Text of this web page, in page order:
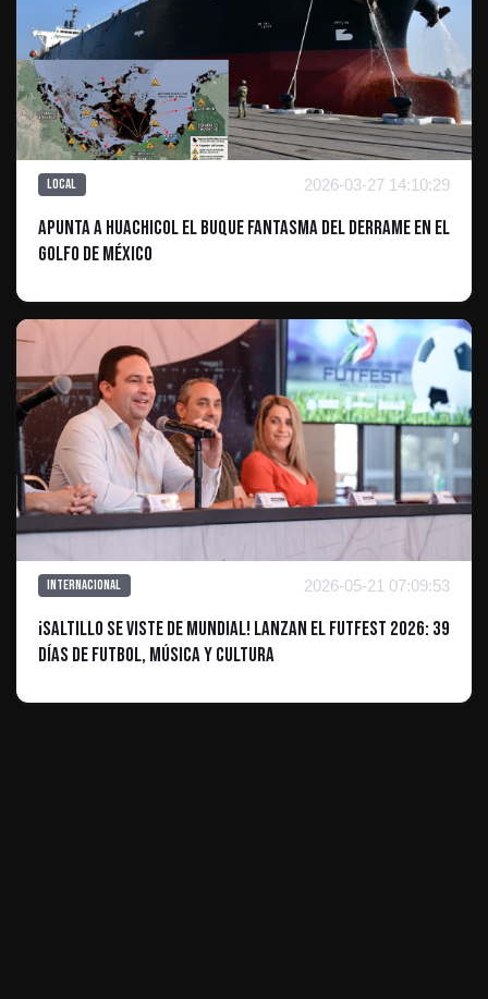
Local 2026-03-27 14:10:29
Apunta a huachicol el buque fantasma del derrame en el
Golfo de México
Internacional 2026-05-21 07:09:53
¡Saltillo se viste de Mundial! Lanzan el Futfest 2026: 39
días de futbol, música y cultura